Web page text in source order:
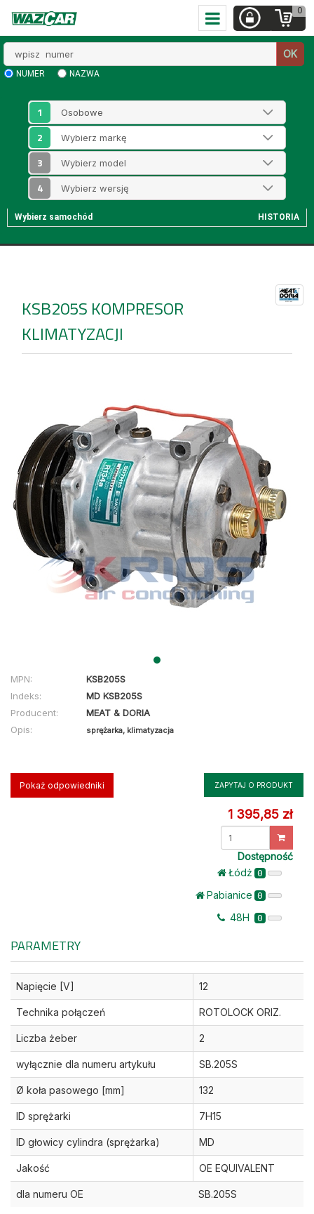
0
numer
OK
NUMER NAZWA
1
2
3
4
Wybierz samochód HISTORIA
KSB205S KOMPRESOR
KLIMATYZACJI
MPN:
KSB205S
Indeks:
MD KSB205S
Producent:
MEAT & DORIA
Opis:
sprężarka, klimatyzacja
Pokaż odpowiedniki ZAPYTAJ O PRODUKT
1 395,85 zł
Dostępność
Łódż 0
Pabianice 0
48H 0
PARAMETRY
Napięcie [V] 12
Technika połączeń ROTOLOCK ORIZ.
Liczba żeber 2
wyłącznie dla numeru artykułu SB.205S
Ø koła pasowego [mm] 132
ID sprężarki 7H15
ID głowicy cylindra (sprężarka) MD
Jakość OE EQUIVALENT
dla numeru OE SB.205S